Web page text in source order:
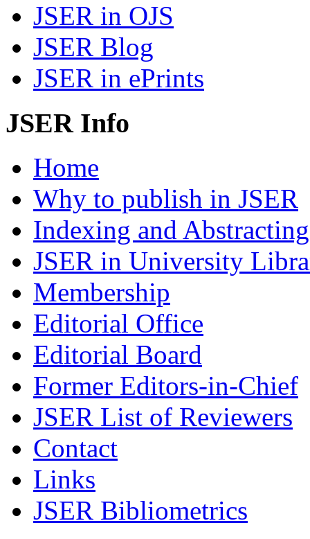
JSER in OJS
JSER Blog
JSER in ePrints
JSER Info
Home
Why to publish in JSER
Indexing and Abstracting
JSER in University
Membership
Editorial Office
Editorial Board
Former Editors-in-Chief
JSER List of Reviewers
Contact
Links
JSER Bibliometrics